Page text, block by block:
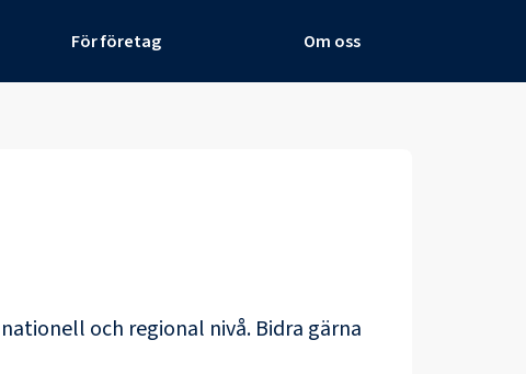
För företag Om oss
och regional nivå. Bidra gärna